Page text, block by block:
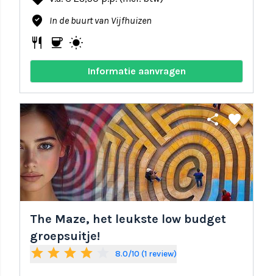
where_to_vote In de buurt van Vijfhuizen
restaurant coffee wb_sunny
Informatie aanvragen
share favorite
The Maze, het leukste low budget
groepsuitje!
star star star star 8.0/10 (1 review)